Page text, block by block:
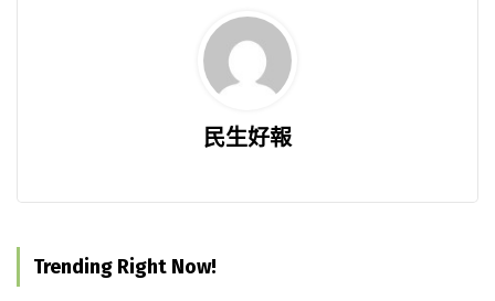
民生好報
Trending Right Now!